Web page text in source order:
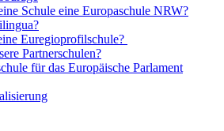
Schule eine Europaschule NRW?
Euregioprofilschule?
Partnerschulen?
für das Europäische Parlament